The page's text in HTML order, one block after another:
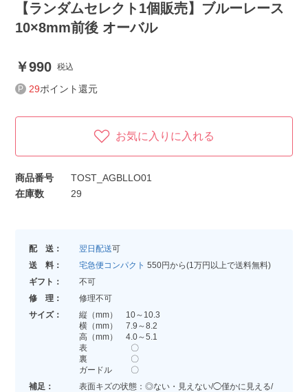
【ランダムセレクト1個販売】ブルーレース
10×8mm前後 オーバル
990 税込
29ポイント還元
お気に入りに入れる
商品番号
TOST_AGBLLO01
在庫数
29
配 送： 翌日配送可
送 料：
宅急便コンパクト 550円から(1万円以上で送料無料)
ギフト：
不可
修 理：
修理不可
サイズ：
縦（mm） 10～10.3
横（mm） 7.9～8.2
高（mm） 4.0～5.1
表 〇
裏 〇
ガードル 〇
補足：
表面キズの状態：◎ない・見えない/◯僅かに見える/